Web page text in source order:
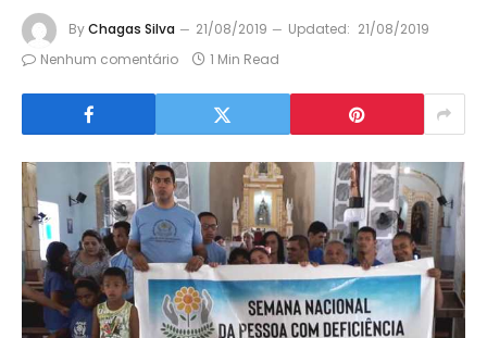
ByChagas Silva 21/08/2019 Updated: 21/08/2019
Nenhum comentário
1 Min Read